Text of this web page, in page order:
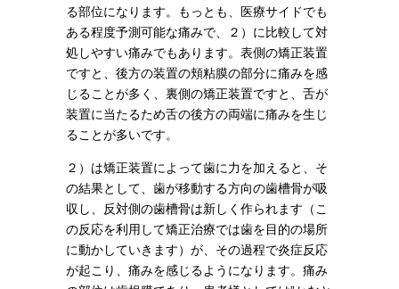
る部位になります。もっとも、医療サイドでも
ある程度予測可能な痛みで、２）に比較して対
処しやすい痛みでもあります。表側の矯正装置
ですと、後方の装置の頬粘膜の部分に痛みを感
じることが多く、裏側の矯正装置ですと、舌が
装置に当たるため舌の後方の両端に痛みを生じ
ることが多いです。
２）は矯正装置によって歯に力を加えると、そ
の結果として、歯が移動する方向の歯槽骨が吸
収し、反対側の歯槽骨は新しく作られます（こ
の反応を利用して矯正治療では歯を目的の場所
に動かしていきます）が、その過程で炎症反応
が起こり、痛みを感じるようになります。痛み